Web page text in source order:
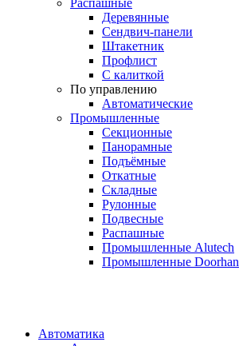
Деревянные
Сендвич-панели
Штакетник
Профлист
С калиткой
По управлению
Автоматические
Промышленные
Секционные
Панорамные
Подъёмные
Откатные
Складные
Рулонные
Подвесные
Распашные
Промышленные Alutech
Промышленные Doorhan
Автоматика